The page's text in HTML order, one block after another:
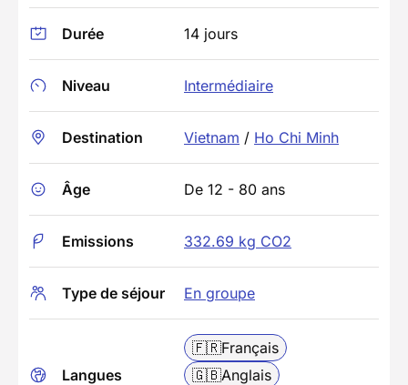
Durée 14 jours
Niveau Intermédiaire
Destination Vietnam / Ho Chi Minh
Âge De 12 - 80 ans
Emissions 332.69 kg CO2
Type de séjour En groupe
Langues
🇫🇷Français
🇬🇧Anglais